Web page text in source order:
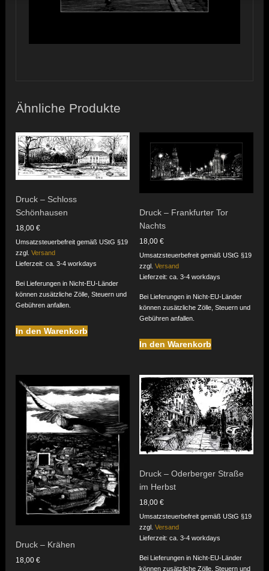
Ähnliche Produkte
Druck – Schloss
Schönhausen
18,00€
Umsatzsteuerbefreit gemäß UStG §19
zzgl.Versand
Lieferzeit: ca. 3-4 workdays
Bei Lieferungen in Nicht-EU-Länder
können zusätzliche Zölle, Steuern und
Gebühren anfallen.
In den Warenkorb
Druck – Frankfurter Tor
Nachts
18,00 €
Umsatzsteuerbefreit gemäß UStG §19
zzgl. Versand
Lieferzeit: ca. 3-4 workdays
Bei Lieferungen in Nicht-EU-Länder
können zusätzliche Zölle, Steuern und
Gebühren anfallen.
In den Warenkorb
Druck – Krähen
18,00€
Druck – Oderberger Straße
im Herbst
18,00 €
Umsatzsteuerbefreit gemäß UStG §19
zzgl. Versand
Lieferzeit: ca. 3-4 workdays
Bei Lieferungen in Nicht-EU-Länder
können zusätzliche Zölle, Steuern und